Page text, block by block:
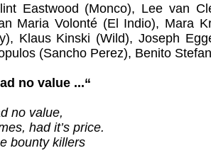
Eastwood (Monco), Lee van
Maria Volonté (El Indio), Mara
Klaus Kinski (Wild), Joseph
(Sancho Perez), Benito
no value ...“
no value,
had it’s price.
bounty killers